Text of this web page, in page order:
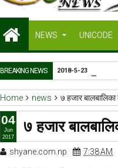
NEWS UNICODE
BREAKING NEWS 2018-5-23
Home news ७ हजार बालबालिका
७ हजार
shyane.com.np 7:38 AM
04
Jun
2017